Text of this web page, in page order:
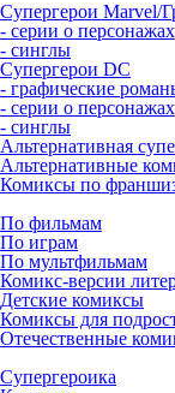
Супергерои Marvel/
- серии о персонажах
- синглы
Супергерои DC
- графические
- серии о персонажах
- синглы
Альтернативная
Альтернативные
Комиксы по
По фильмам
По играм
По мультфильмам
Комикс-версии
Детские комиксы
Комиксы для
Отечественные
Супергероика